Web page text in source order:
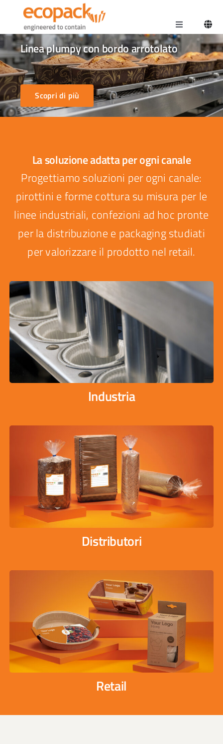
contenuto
Toggle
Navigation
Home
Stampi panettone per linee industriali
Scopri di più
La soluzione adatta per ogni canale
Progettiamo soluzioni per ogni canale:
pirottini e forme cottura su misura per le
linee industriali, confezioni ad hoc pronte
per la distribuzione e packaging studiati
per valorizzare il prodotto nel retail.
Industria
Distributori
Retail